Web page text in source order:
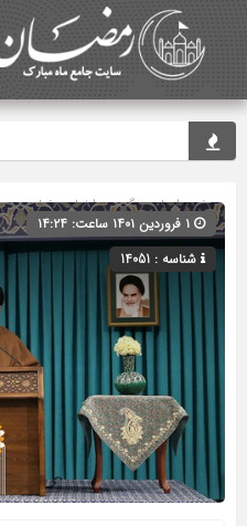
صفحه اصلی» گروه »اخبار رمضان
شناسه : 14051